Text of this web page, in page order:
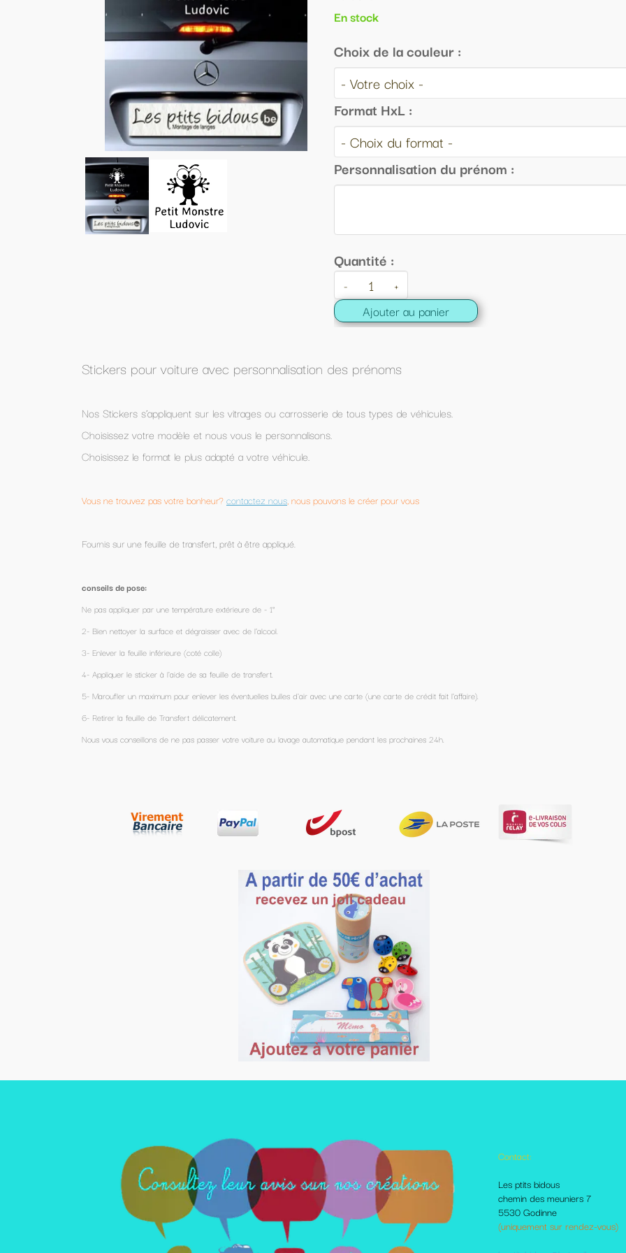
Les ptits bidous
chemin des meuniers 7
5530 Godinne
(uniquement sur rendez-vous)
Autres pages disponibles
Foire aux questions
Le Blog
Les livraisons et paiement
Mes amis sur le net
En stock
Choix de la couleur :
Format HxL :
Personnalisation du prénom :
avec personnalisation des prénoms
sur les vitrages ou carrosserie de tous types de véhicules.
et nous vous le personnalisons.
le plus adapté a votre véhicule.
contactez nous, nous pouvons le créer pour vous
de transfert, prêt à être appliqué.
température extérieure de - 1°
et dégraisser avec de l’alcool.
de sa feuille de transfert.
pour enlever les éventuelles bulles d'air avec une carte (une carte de crédit fait l'affaire).
ne pas passer votre voiture au lavage automatique pendant les prochaines 24h.